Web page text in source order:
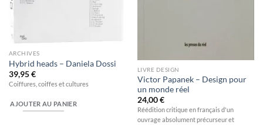
ARCHIVES
Hybrid heads – Daniela Dossi
39,95€
Coiffures, coiffes et cultures
AJOUTER AU PANIER
LIVRE DESIGN
Victor Papanek – Design pour
un monde réel
24,00€
Réédition critique en français d'un
ouvrage absolument précurseur et